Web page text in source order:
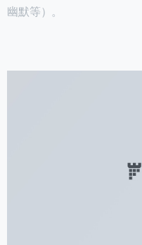
幽默等）。